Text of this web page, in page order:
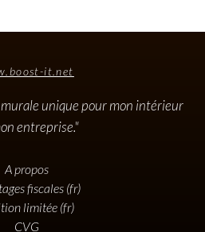
it.net
unique pour mon intérieur
entreprise."
A propos
fiscales (fr)
limitée (fr)
CVG